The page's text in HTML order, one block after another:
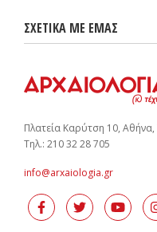
Tηλ.: 210 32 28 705
Subscribe to our newsletter: